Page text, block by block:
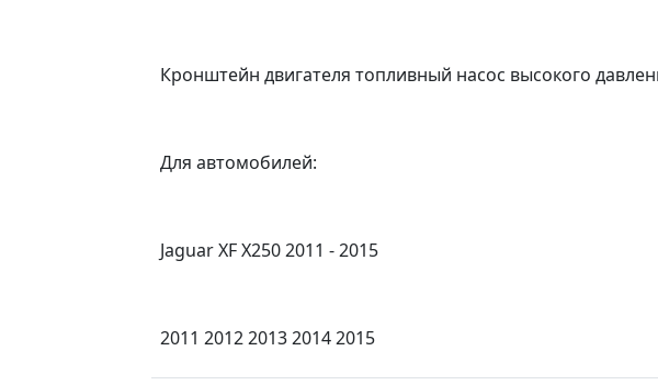
Кронштейн двигателя топливный насос высокого
Для автомобилей:
Jaguar XF X250 2011 - 2015
2011 2012 2013 2014 2015